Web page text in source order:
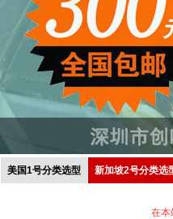
美国1号分类选型 新加坡2号分类选
在本